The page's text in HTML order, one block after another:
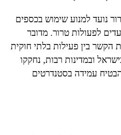
נועד למנוע שימוש בכספים
לפעולות טרור. מדובר
הקשר בין פעילות בלתי חוקית
ובמדינות רבות, נחקקו
עמידה בסטנדרטים